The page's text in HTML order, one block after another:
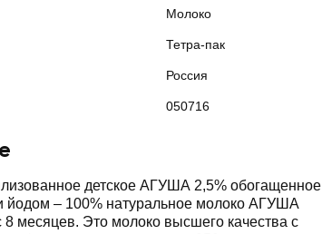
Молоко
Тетра-пак
Россия
050716
детское АГУША 2,5% обогащенное
йодом ‒ 100% натуральное молоко АГУША
8 месяцев. Это молоко высшего качества с